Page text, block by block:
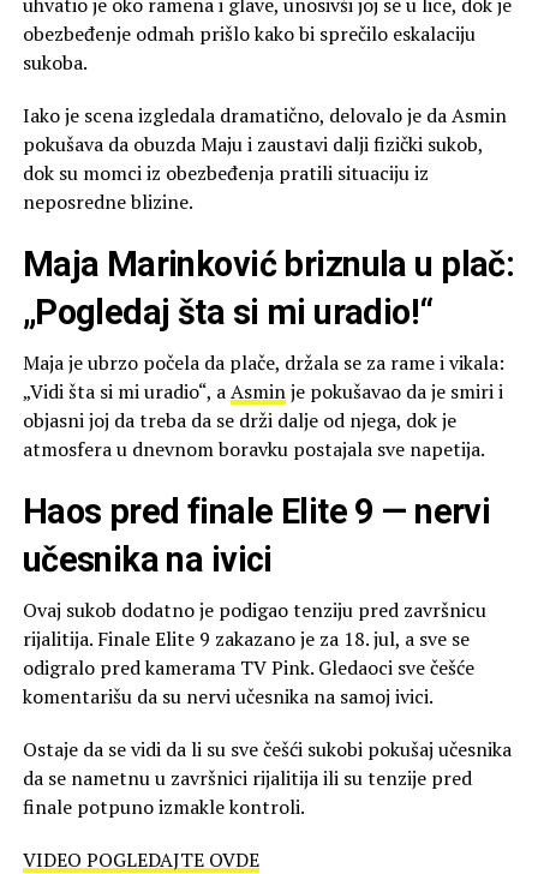
obezbeđenje odmah prišlo kako bi sprečilo eskalaciju
sukoba.
Iako je scena izgledala dramatično, delovalo je da Asmin
pokušava da obuzda Maju i zaustavi dalji fizički sukob,
dok su momci iz obezbeđenja pratili situaciju iz
neposredne blizine.
Maja Marinković briznula u plač:
„Pogledaj šta si mi uradio!“
Maja je ubrzo počela da plače, držala se za rame i vikala:
„Vidi šta si mi uradio“, aAsminje pokušavao da je smiri i
objasni joj da treba da se drži dalje od njega, dok je
atmosfera u dnevnom boravku postajala sve napetija.
Haos pred finale Elite 9 — nervi
učesnika na ivici
Ovaj sukob dodatno je podigao tenziju pred završnicu
rijalitija. Finale Elite 9 zakazano je za 18. jul, a sve se
odigralo pred kamerama TV Pink. Gledaoci sve češće
komentarišu da su nervi učesnika na samoj ivici.
Ostaje da se vidi da li su sve češći sukobi pokušaj učesnika
da se nametnu u završnici rijalitija ili su tenzije pred
finale potpuno izmakle kontroli.
VIDEO POGLEDAJTE OVDE